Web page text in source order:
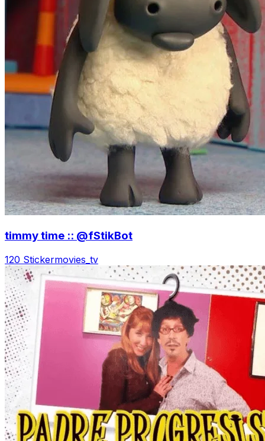
timmy time :: @fStikBot
120 Stickermovies_tv